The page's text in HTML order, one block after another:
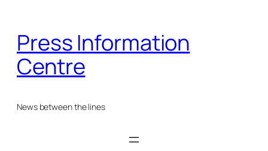
content
Press Information
Centre
News between the lines